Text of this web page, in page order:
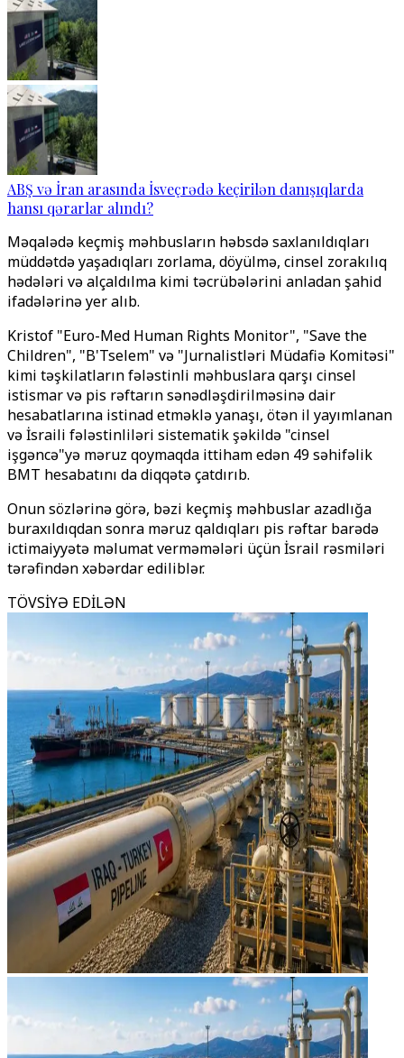
ABŞ və İran arasında İsveçrədə keçirilən danışıqlarda
hansı qərarlar alındı?
Məqalədə keçmiş məhbusların həbsdə saxlanıldıqları
müddətdə yaşadıqları zorlama, döyülmə, cinsel zorakılıq
hədələri və alçaldılma kimi təcrübələrini anladan şahid
ifadələrinə yer alıb.
Kristof "Euro-Med Human Rights Monitor", "Save the
Children", "B'Tselem" və "Jurnalistləri Müdafiə Komitəsi"
kimi təşkilatların fələstinli məhbuslara qarşı cinsel
istismar və pis rəftarın sənədləşdirilməsinə dair
hesabatlarına istinad etməklə yanaşı, ötən il yayımlanan
və İsraili fələstinliləri sistematik şəkildə "cinsel
işgəncə"yə məruz qoymaqda ittiham edən 49 səhifəlik
BMT hesabatını da diqqətə çatdırıb.
Onun sözlərinə görə, bəzi keçmiş məhbuslar azadlığa
buraxıldıqdan sonra məruz qaldıqları pis rəftar barədə
ictimaiyyətə məlumat verməmələri üçün İsrail rəsmiləri
tərəfindən xəbərdar ediliblər.
TÖVSİYƏ EDİLƏN